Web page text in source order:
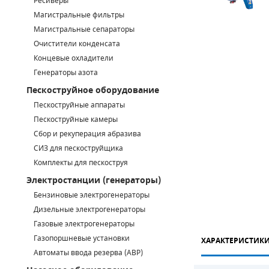
Магистральные фильтры
Магистральные сепараторы
Очистители конденсата
Концевые охладители
Генераторы азота
Пескоструйное оборудование
Пескоструйные аппараты
Пескоструйные камеры
Сбор и рекуперация абразива
СИЗ для пескоструйщика
Комплекты для пескоструя
Электростанции (генераторы)
Бензиновые электрогенераторы
Дизельные электрогенераторы
Газовые электрогенераторы
Газопоршневые установки
Автоматы ввода резерва (АВР)
САДОВАЯ ТЕХНИКА
КОНТЕЙНЕРЫ ДЛЯ ОБОРУДОВАНИЯ
КАНАЛИЗАЦИОННЫЕ НАСОСЫ
ДИЗЕЛЬНЫЕ МОТОПОМПЫ
ТАЛИ И ТЕЛЬФЕРЫ
ЛЕНТОЧНОПИЛЬНЫЕ СТАНКИ
КОНТРОЛЛЕРЫ (БЛОКИ УПРАВЛЕНИЯ)
ВПУСКНЫЕ КЛАПАНЫ
ОБРАТНЫЕ КЛАПАНЫ
КЛАПАНЫ МИНИМАЛЬНОГО ДАВЛЕНИЯ
РЕЛЕ ДАВЛЕНИЯ ДЛЯ ДЛЯ КОМПРЕССОРОВ
ДАТЧИКИ
РУКАВА ВЫСОКОГО ДАВЛЕНИЯ (РВД)
ЗАПЧАСТИ ДЛЯ ВИНТОВЫХ КОМПРЕССОРОВ